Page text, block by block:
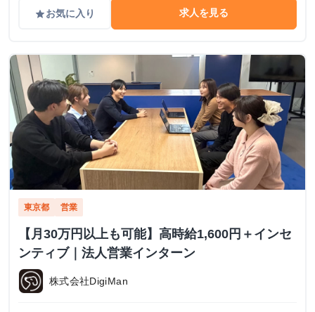
gradeお気に入り 求人を見る
東京都 営業
【月30万円以上も可能】高時給1,600円＋インセ
ンティブ｜法人営業インターン
株式会社DigiMan